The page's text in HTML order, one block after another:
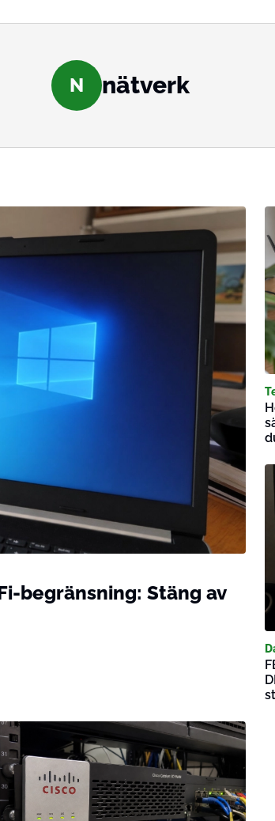
N nätverk
begränsning: Stäng av